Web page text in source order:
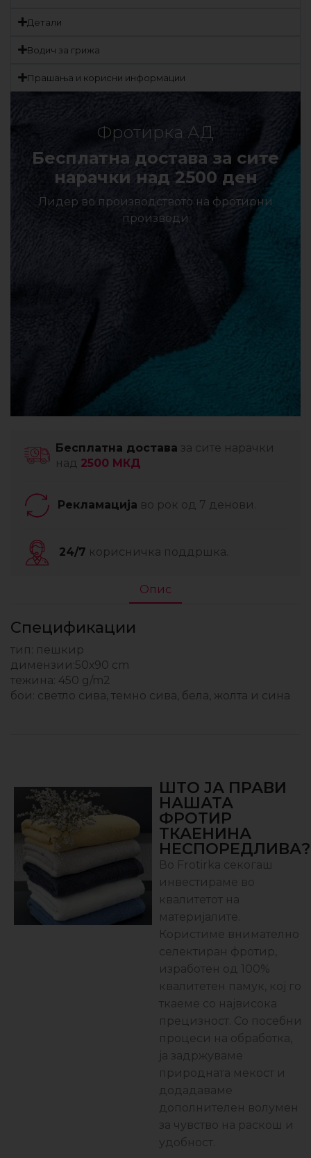
Детали
Водич за грижа
Прашања и корисни информации
Фротирка АД
Бесплатна достава за сите
нарачки над 2500 ден
Лидер во производството на фротирни
производи
Бесплатна достава за сите нарачки
над 2500 МКД
Рекламација во рок од 7 денови.
24/7 корисничка поддршка.
Опис
Спецификации
тип: пешкир
димензии:50х90 cm
тежина: 450 g/m2
бои: светло сива, темно сива, бела, жолта и сина
ШТО ЈА ПРАВИ
НАШАТА
ФРОТИР
ТКАЕНИНА
НЕСПОРЕДЛИВА?
Во Frotirka секогаш
инвестираме во
квалитетот на
материјалите.
Користиме внимателно
селектиран фротир,
изработен од 100%
квалитетен памук, кој го
ткаеме со највисока
прецизност. Со посебни
процеси на обработка,
ја задржуваме
природната мекост и
додадаваме
дополнителен волумен
за чувство на раскош и
удобност.